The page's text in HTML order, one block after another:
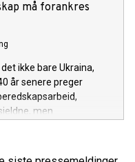
må forankres
ikke bare Ukraina,
år senere preger
men